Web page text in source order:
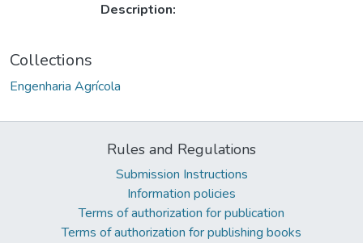
Description:
Collections
Engenharia Agrícola
Rules and Regulations
Submission Instructions
Information policies
Terms of authorization for publication
Terms of authorization for publishing books